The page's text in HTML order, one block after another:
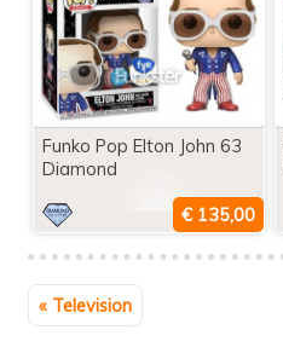
Funko Pop Elton John 63
Diamond
« Television